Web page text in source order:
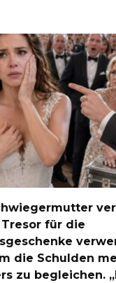
für die
die Schulden
zu begleichen.